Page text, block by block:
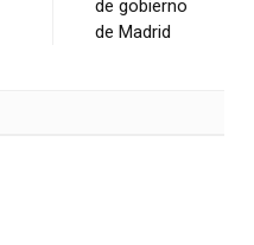
de gobierno
de Madrid